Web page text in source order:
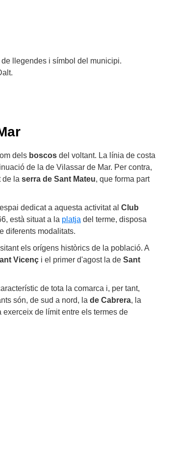
llegendes i símbol del municipi.
dels boscos del voltant. La línia de costa
de la de Vilassar de Mar. Per contra,
de la serra de Sant Mateu, que forma part
dedicat a aquesta activitat al Club
està situat a la platja del terme, disposa
diferents modalitats.
els orígens històrics de la població. A
Vicenç i el primer d'agost la de Sant
de tota la comarca i, per tant,
són, de sud a nord, la de Cabrera, la
exerceix de límit entre els termes de